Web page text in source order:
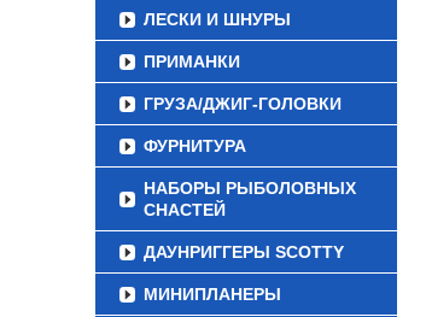
ЛЕСКИ И ШНУРЫ
ПРИМАНКИ
ГРУЗА/ДЖИГ-ГОЛОВКИ
ФУРНИТУРА
НАБОРЫ РЫБОЛОВНЫХ
СНАСТЕЙ
ДАУНРИГГЕРЫ SCOTTY
МИНИПЛАНЕРЫ